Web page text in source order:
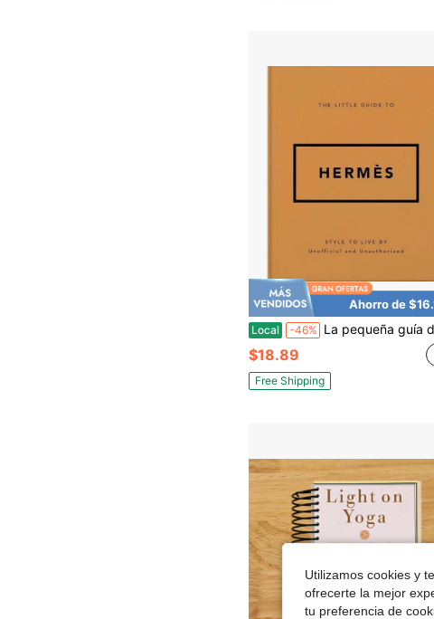
Ahorro de
Local -46% La pequeña guía de Hermès: un estilo para
$18.89
Free Shipping
Utilizamos cookies y
ofrecerte la mejor
tu preferencia de